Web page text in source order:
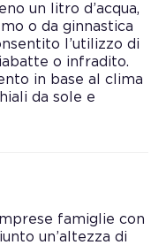
un litro d’acqua,
o da ginnastica
l’utilizzo di
o infradito.
in base al clima
da sole e
famiglie con
un’altezza di